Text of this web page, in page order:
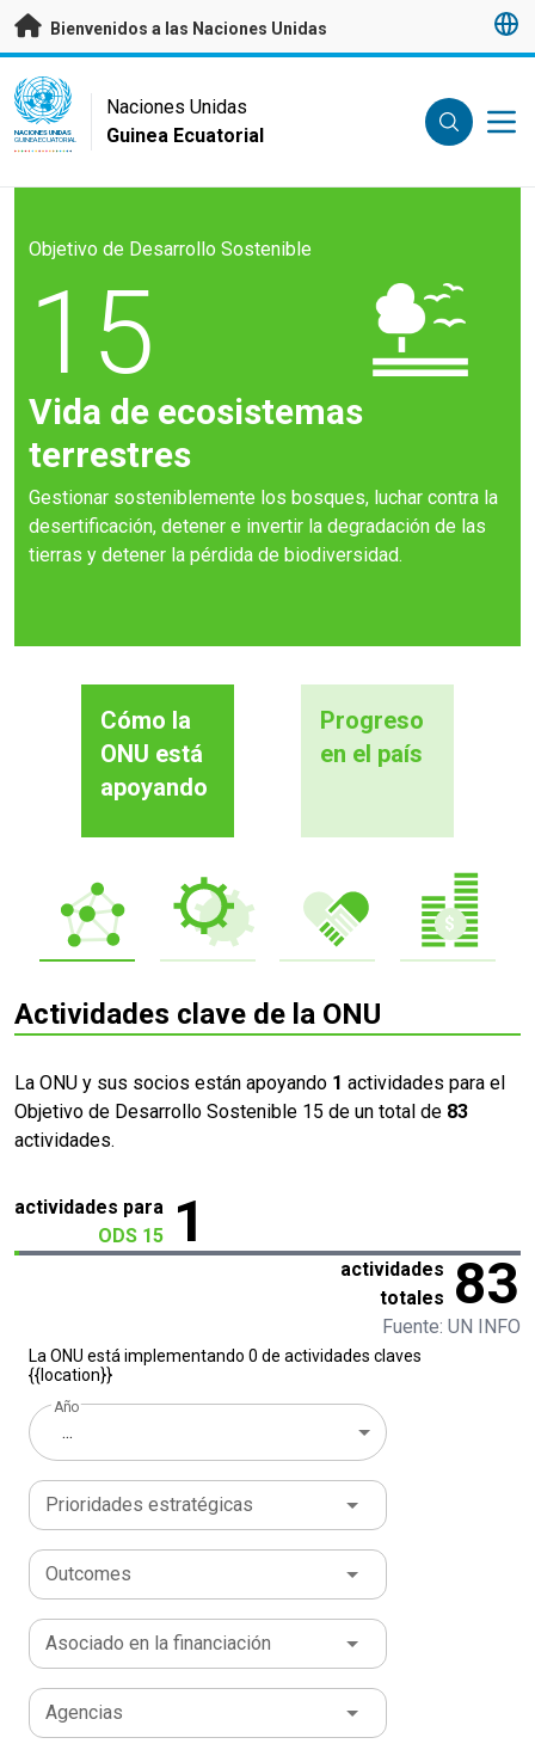
Saltar a contenido principal
Bienvenidos a las Naciones Unidas
UN Logo
NACIONES UNIDAS
GUINEA ECUATORIAL
Naciones Unidas
Guinea Ecuatorial
Objetivo de Desarrollo Sostenible
15
Vida de ecosistemas
terrestres
Gestionar sosteniblemente los bosques, luchar contra la
desertificación, detener e invertir la degradación de las
tierras y detener la pérdida de biodiversidad.
Cómo la
ONU está
apoyando
Progreso
en el país
Actividades clave de la ONU
La ONU y sus socios están apoyando 1 actividades para el
Objetivo de Desarrollo Sostenible 15 de un total de 83
actividades.
actividades para
ODS 15
1
actividades
totales 83
Fuente: UN INFO
La ONU está implementando 0 de actividades claves
{{location}}
Año
...
Prioridades estratégicas
Outcomes
Asociado en la financiación
Agencias